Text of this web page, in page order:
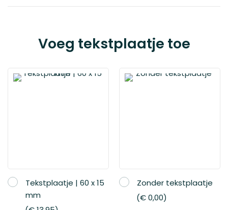
variant
Voeg tekstplaatje toe
Tekstplaatje | 60 x 15
mm
Zonder tekstplaatje
€ 0,00